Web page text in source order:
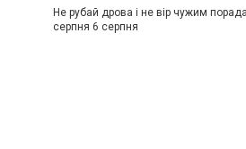
Не рубай дрова і не вір чужим
серпня 6 серпня